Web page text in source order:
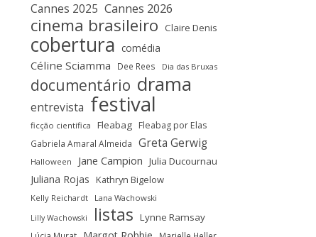
Cannes 2025 Cannes 2026
cinema brasileiro Claire Denis
cobertura comédia
Céline Sciamma Dee Rees Dia das Bruxas
documentário drama
entrevista festival
ficção científica Fleabag Fleabag por Elas
Gabriela Amaral Almeida Greta Gerwig
Halloween Jane Campion Julia Ducournau
Juliana Rojas Kathryn Bigelow
Kelly Reichardt Lana Wachowski
Lilly Wachowski listas Lynne Ramsay